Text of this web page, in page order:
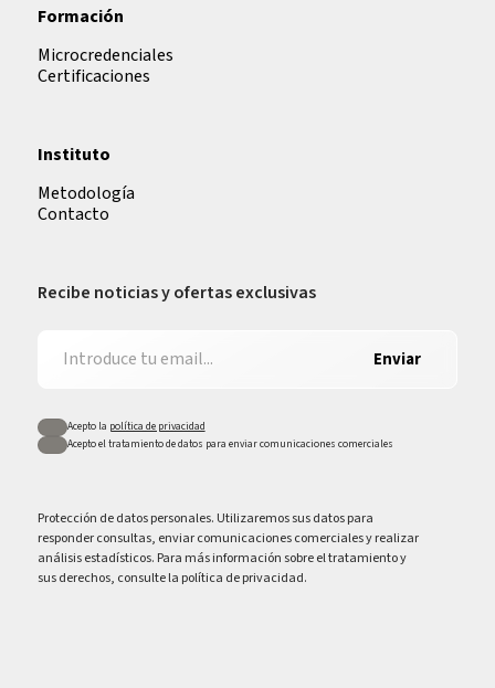
Formación
Microcredenciales
Certificaciones
Instituto
Metodología
Contacto
Recibe noticias y ofertas exclusivas
Enviar
Acepto el tratamiento de datos para enviar comunicaciones comerciales
Acepto la política de privacidad
Protección de datos personales. Utilizaremos sus datos para
responder consultas, enviar comunicaciones comerciales y realizar
análisis estadísticos. Para más información sobre el tratamiento y
sus derechos, consulte la política de privacidad.